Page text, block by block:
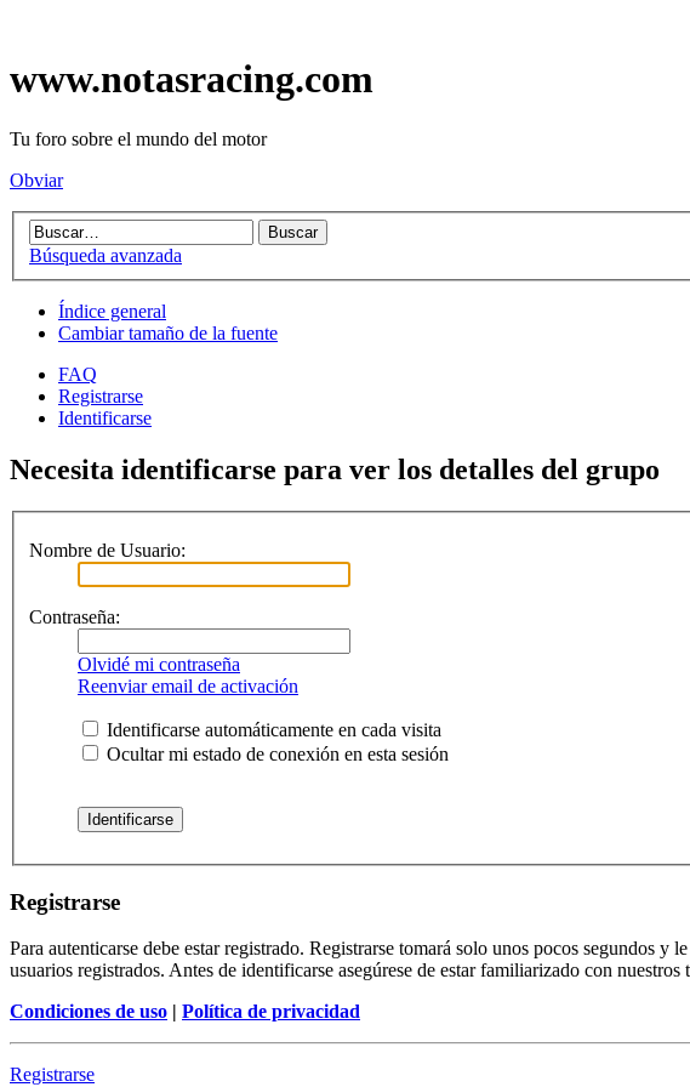
www.notasracing.com
Tu foro sobre el mundo del motor
Obviar
Búsqueda avanzada
Índice general
Cambiar tamaño de la fuente
FAQ
Registrarse
Identificarse
Necesita identificarse para ver los detalles del grupo
Nombre de Usuario:
Contraseña:
Olvidé mi contraseña
Reenviar email de activación
Identificarse automáticamente en cada visita
Ocultar mi estado de conexión en esta sesión
Registrarse
Para autenticarse debe estar registrado. Registrarse tomará solo unos pocos segundos
usuarios registrados. Antes de identificarse asegúrese de estar familiarizado con
Condiciones de uso | Política de privacidad
Registrarse